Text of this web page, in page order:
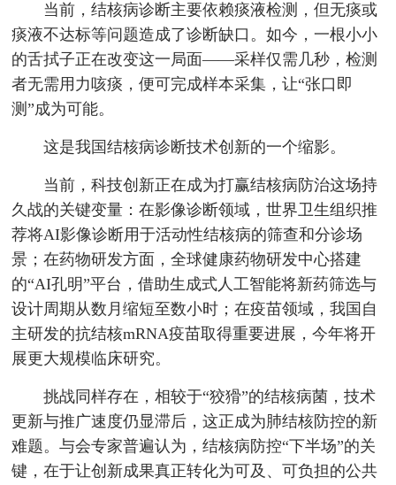
当前，结核病诊断主要依赖痰液检测，但无痰或
痰液不达标等问题造成了诊断缺口。如今，一根小小
的舌拭子正在改变这一局面——采样仅需几秒，检测
者无需用力咳痰，便可完成样本采集，让“张口即
测”成为可能。
这是我国结核病诊断技术创新的一个缩影。
当前，科技创新正在成为打赢结核病防治这场持
久战的关键变量：在影像诊断领域，世界卫生组织推
荐将AI影像诊断用于活动性结核病的筛查和分诊场
景；在药物研发方面，全球健康药物研发中心搭建
的“AI孔明”平台，借助生成式人工智能将新药筛选与
设计周期从数月缩短至数小时；在疫苗领域，我国自
主研发的抗结核mRNA疫苗取得重要进展，今年将开
展更大规模临床研究。
挑战同样存在，相较于“狡猾”的结核病菌，技术
更新与推广速度仍显滞后，这正成为肺结核防控的新
难题。与会专家普遍认为，结核病防控“下半场”的关
键，在于让创新成果真正转化为可及、可负担的公共